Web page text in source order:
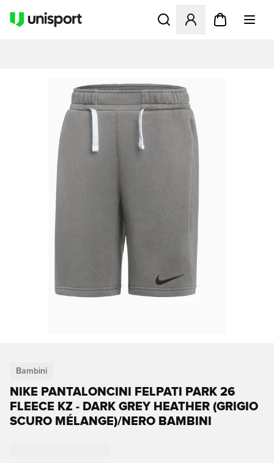
Apre una finestra modale
Bambini
NIKE PANTALONCINI FELPATI PARK 26
FLEECE KZ - DARK GREY HEATHER (GRIGIO
SCURO MÉLANGE)/NERO BAMBINI